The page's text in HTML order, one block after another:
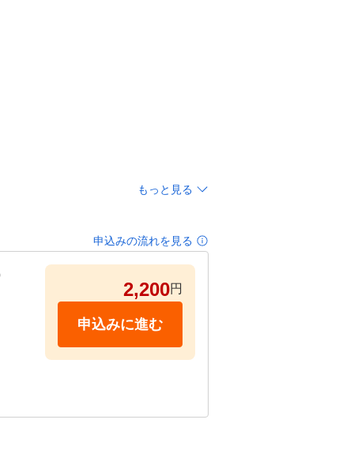
もっと見る
申込みの流れを見る
2,200円
申込みに進む